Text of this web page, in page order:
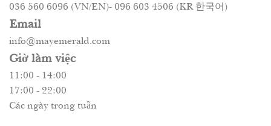
036 560 6096 (VN/EN)- 096 603 4506 (KR 한국어)
Email
info@mayemerald.com
Giờ làm việc
11:00 - 14:00
17:00 - 22:00
Các ngày trong tuần